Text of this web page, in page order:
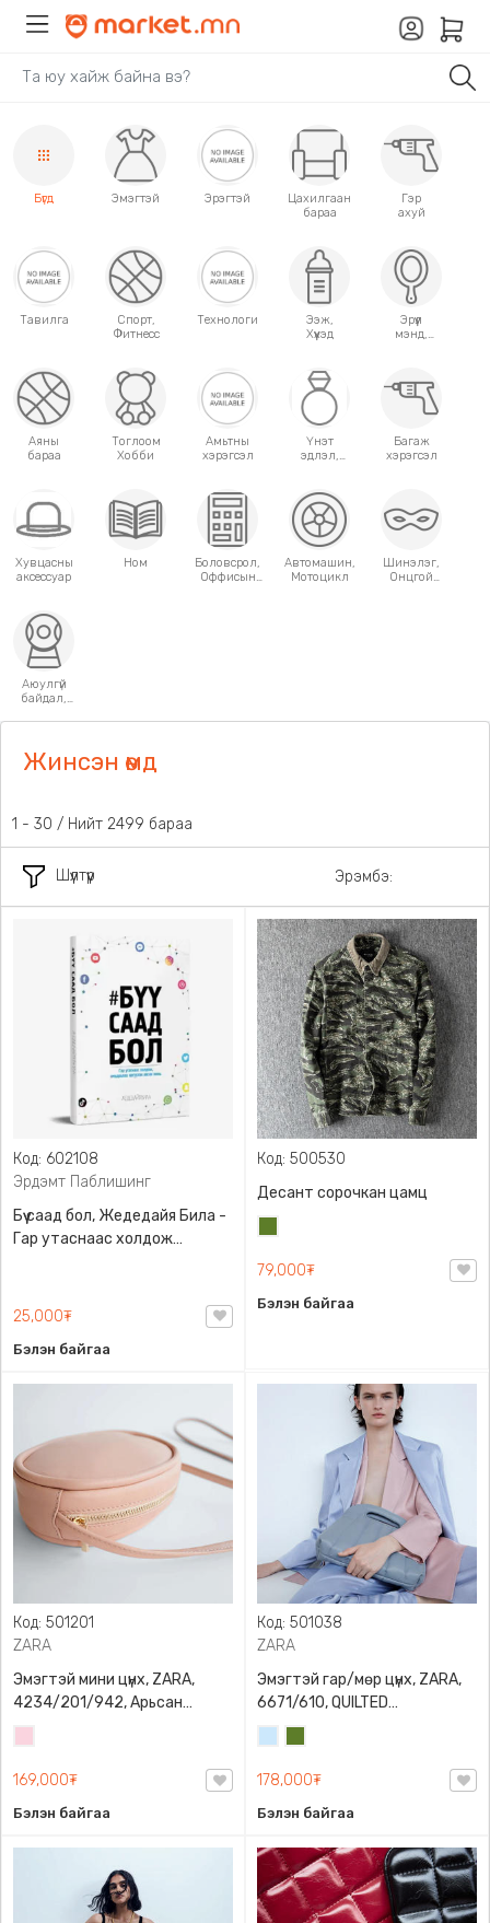
Бүгд Эмэгтэй Эрэгтэй
Цахилгаан
бараа
Гэр
ахуй
Тавилга
Спорт,
Фитнесс
Технологи
Ээж,
Хүүхэд
Эрүүл
мэнд,
Аяны
бараа
Тоглоом
Хобби
Амьтны
хэрэгсэл
Үнэт
эдлэл,
Багаж
хэрэгсэл
Хувцасны
аксессуар
Ном
Боловсрол,
Оффисын
Автомашин,
Мотоцикл
Шинэлэг,
Онцгой
Аюулгүй
байдал,
Жинсэн өмд
Шүүлтүүр
31 - 60 / Нийт 2499 бараа
Эрэмбэ:
Код: 602108
Эрдэмт Паблишинг
Бүү саад бол, Жедедайя Била -
Гар утаснаас холдож
9789919235192
25,000₮
Бэлэн байгаа
Код: 500530
Десант сорочкан цамц
79,000₮
Бэлэн байгаа
Код: 501201
ZARA
Эмэгтэй мини цүнх, ZARA,
4234/201/942, Арьсан
материалтай, LIMITED EDITION
OVAL LEATHER HANDBAG TRF
169,000₮
Бэлэн байгаа
Код: 501038
ZARA
Эмэгтэй гар/мөр цүнх, ZARA,
6671/610, QUILTED
CROSSBODY BAG WITH HANDLE
178,000₮
Бэлэн байгаа